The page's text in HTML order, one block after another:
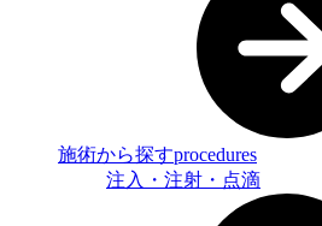
施術から探すprocedures
注入・注射・点滴